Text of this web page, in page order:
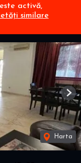
activă,
similare
Harta